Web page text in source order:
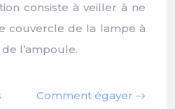
consiste à veiller à ne
couvercle de la lampe à
l’ampoule.
Comment égayer